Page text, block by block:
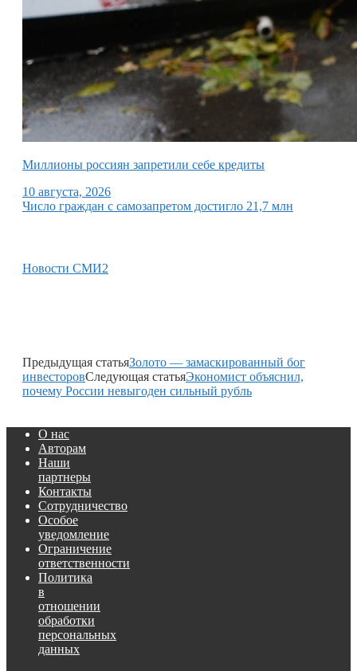
Миллионы россиян запретили себе кредиты
10 августа, 2026
Число граждан с самозапретом достигло 21,7 млн
Новости СМИ2
Предыдущая статьяЗолото — замаскированный бог
инвесторовСледующая статьяЭкономист объяснил,
почему России невыгоден сильный рубль
О нас
Авторам
Наши
партнеры
Контакты
Сотрудничество
Особое
уведомление
Ограничение
ответственности
Политика
в
отношении
обработки
персональных
данных